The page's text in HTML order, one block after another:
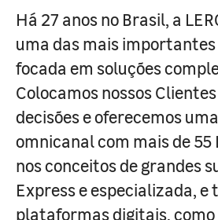
Há 27 anos no Brasil, a
uma das mais
focada em soluções
Colocamos nossos
decisões e oferecemos
omnicanal com mais de 55
nos conceitos de grandes
Express e especializada, e
plataformas digitais,